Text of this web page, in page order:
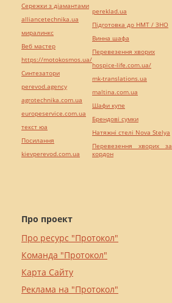
Про проект
Про ресурс "Протокол"
Команда "Протокол"
Карта Сайту
Реклама на "Протокол"
Сережки з діамантами
alliancetechnika.ua
миралинкс
Веб мастер
https://motokosmos.ua/
Синтезатори
perevod.agency
agrotechnika.com.ua
europeservice.com.ua
текст юа
Посилання
kievperevod.com.ua
pereklad.ua
Підготовка до НМТ / ЗНО
Винна шафа
Перевезення хворих
hospice-life.com.ua/
mk-translations.ua
maltina.com.ua
Шафи купе
Брендові сумки
Натяжні стелі Nova Stelya
Перевезення хворих за
кордон